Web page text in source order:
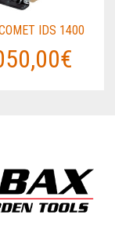
IDS 1400